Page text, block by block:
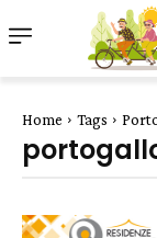
Home Tags